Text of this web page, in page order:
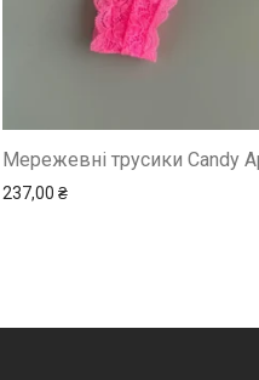
Мережевні трусики Candy
237,00 ₴